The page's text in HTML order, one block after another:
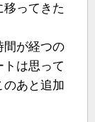
ってきた
間が経つの
トは思って
のあと追加